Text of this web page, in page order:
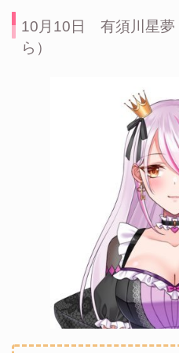
10月10日 有須川星夢
ら）